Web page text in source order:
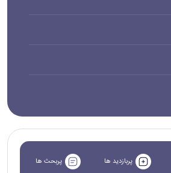
پربازدید ها پربحث ها